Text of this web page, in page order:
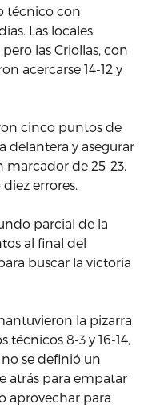
técnico con
Las locales
las Criollas, con
acercarse 14-12 y
cinco puntos de
delantera y asegurar
de 25-23.
errores.
parcial de la
al final del
buscar la victoria
la pizarra
técnicos 8-3 y 16-14,
se definió un
atrás para empatar
aprovechar para